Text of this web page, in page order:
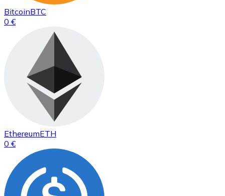
BitcoinBTC
0 €
EthereumETH
0 €